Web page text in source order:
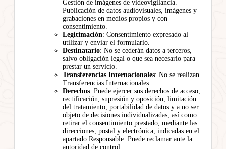
Gestión de imágenes de videovigilancia.
Publicación de datos audiovisuales, imágenes y
grabaciones en medios propios y con
consentimiento.
Legitimación: Consentimiento expresado al
utilizar y enviar el formulario.
Destinatario: No se cederán datos a terceros,
salvo obligación legal o que sea necesario para
prestar un servicio.
Transferencias Internacionales: No se realizan
Transferencias Internacionales.
Derechos: Puede ejercer sus derechos de acceso,
rectificación, supresión y oposición, limitación
del tratamiento, portabilidad de datos y a no ser
objeto de decisiones individualizadas, así como
retirar el consentimiento prestado, mediante las
direcciones, postal y electrónica, indicadas en el
apartado Responsable. Puede reclamar ante la
autoridad de control.